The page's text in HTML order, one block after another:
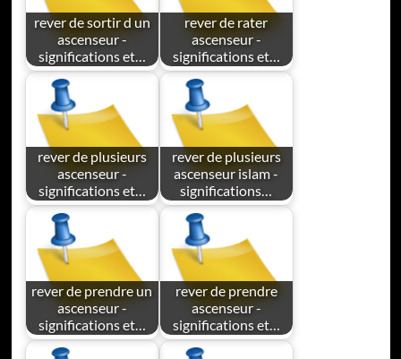
rever de sortir d un
ascenseur -
significations et…
rever de rater
ascenseur -
significations et…
rever de plusieurs
ascenseur -
significations et…
rever de plusieurs
ascenseur islam -
significations…
rever de prendre un
ascenseur -
significations et…
rever de prendre
ascenseur -
significations et…